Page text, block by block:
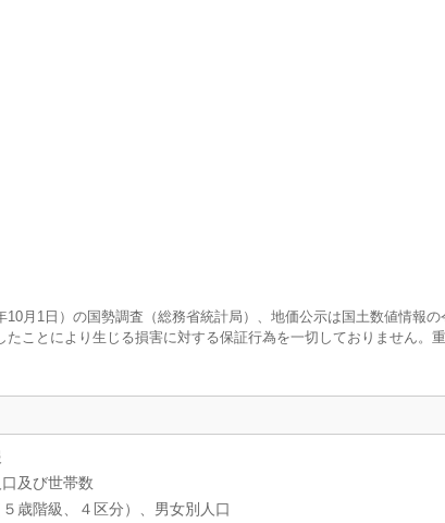
月1日）の国勢調査（総務省統計局）、地価公示は国土数値情報
ことにより生じる損害に対する保証行為を一切しておりません。
及び世帯数
歳階級、４区分）、男女別人口